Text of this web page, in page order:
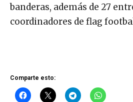
banderas, además de 27
coordinadores de flag
Comparte esto: